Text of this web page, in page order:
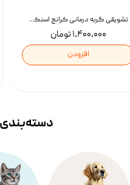
تشویقی گربه درمانی کرانچ اسنکی با طعم میکس Snacky Crunch Cat Treats وزن 60 گرم بسته 4 عددی
۱,۴۰۰,۰۰۰ تومان
افزودن